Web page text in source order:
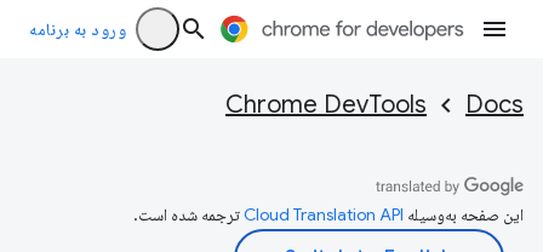
ورود به برنامه
Docs
Chrome DevTools
این صفحه به‌وسیله ترجمه شده است.